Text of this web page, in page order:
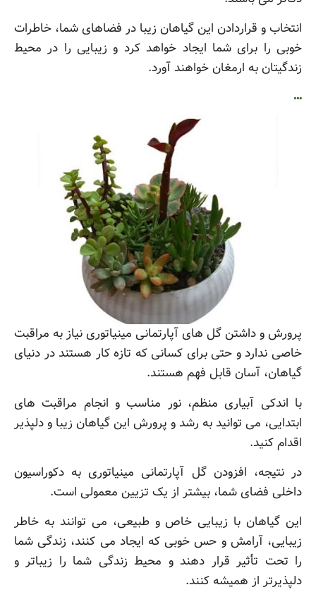
انتخاب و قراردادن این گیاهان زیبا در فضاهای شما، خاطرات
خوبی را برای شما ایجاد خواهد کرد و زیبایی را در محیط
زندگیتان به ارمغان خواهند آورد.
…
پرورش و داشتن گل های آپارتمانی مینیاتوری نیاز به مراقبت
خاصی ندارد و حتی برای کسانی که تازه کار هستند در دنیای
گیاهان، آسان قابل فهم هستند.
با اندکی آبیاری منظم، نور مناسب و انجام مراقبت های
ابتدایی، می توانید به رشد و پرورش این گیاهان زیبا و دلپذیر
اقدام کنید.
در نتیجه، افزودن گل آپارتمانی مینیاتوری به دکوراسیون
داخلی فضای شما، بیشتر از یک تزیین معمولی است.
این گیاهان با زیبایی خاص و طبیعی، می توانند به خاطر
زیبایی، آرامش و حس خوبی که ایجاد می کنند، زندگی شما
را تحت تأثیر قرار دهند و محیط زندگی شما را زیباتر و
دلپذیرتر از همیشه کنند.